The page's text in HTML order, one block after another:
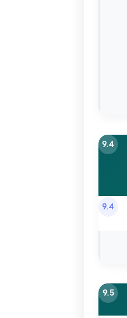
9.4
9.4
9.5